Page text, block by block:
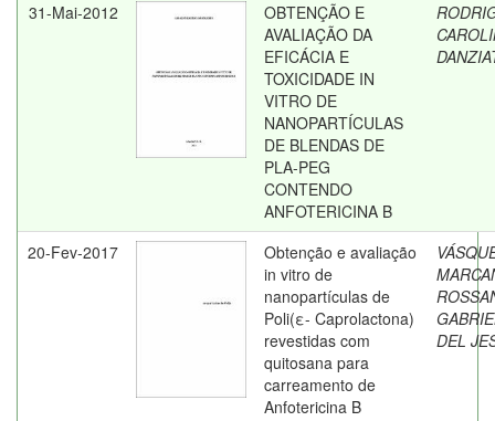
31-Mai-2012
OBTENÇÃO E
AVALIAÇÃO DA
EFICÁCIA E
TOXICIDADE IN
VITRO DE
NANOPARTÍCULAS
DE BLENDAS DE
PLA-PEG
CONTENDO
ANFOTERICINA B
20-Fev-2017
Obtenção e avaliação
in vitro de
nanopartículas de
Poli(ε- Caprolactona)
revestidas com
quitosana para
carreamento de
Anfotericina B
DEL